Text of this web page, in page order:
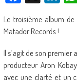
Le troisième album de
Matador Records !
Il s’agit de son premier
producteur Aron
avec une clarté et un